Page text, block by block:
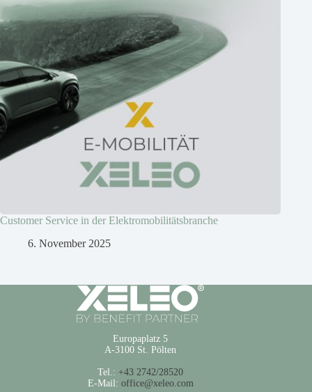
Customer Service in der Elektromobilitätsbranche
6. November 2025
Europaplatz 5
A-3100 St. Pölten
Tel.: +43 2742/28520
E-Mail: office@xeleo.com